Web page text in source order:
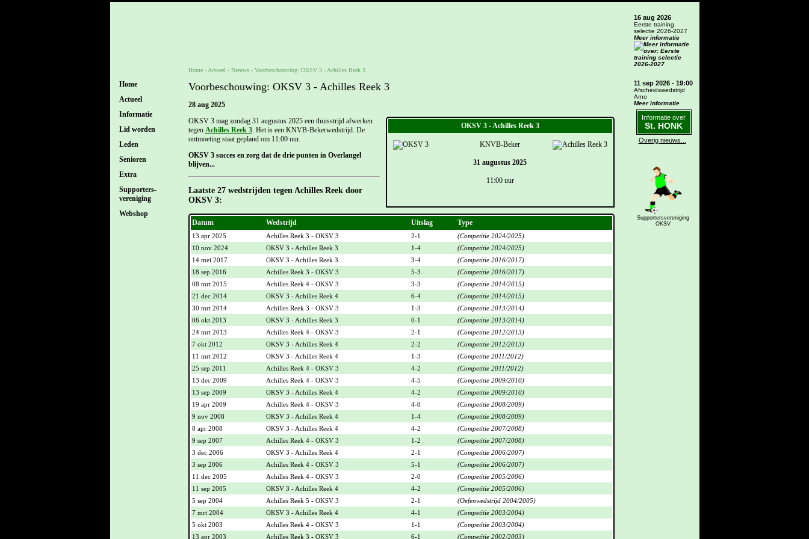
Home
Actueel
Informatie
Lid worden
Leden
Senioren
Extra
Supporters-
vereniging
Webshop
Home- Actueel - Nieuws- Voorbeschouwing: OKSV 3 - Achilles Reek 3
Voorbeschouwing: OKSV 3 - Achilles Reek 3
28 aug 2025
OKSV 3 - Achilles Reek 3
KNVB-Beker
31 augustus 2025
11:00 uur
OKSV 3 mag zondag 31 augustus 2025 een thuisstrijd afwerken
tegen Achilles Reek 3. Het is een KNVB-Bekerwedstrijd. De
ontmoeting staat gepland om 11:00 uur.
OKSV 3 succes en zorg dat de drie punten in Overlangel
blijven...
Laatste 27 wedstrijden tegen Achilles Reek door
OKSV 3:
Datum Wedstrijd Uitslag Type
13 apr 2025 Achilles Reek 3 - OKSV 3 2-1
(Competitie 2024/2025)
10 nov 2024
OKSV 3 - Achilles Reek 3 1-4
(Competitie 2024/2025)
14 mei 2017
OKSV 3 - Achilles Reek 3 3-4
(Competitie 2016/2017)
18 sep 2016
Achilles Reek 3 - OKSV 3 5-3
(Competitie 2016/2017)
08 mrt 2015
Achilles Reek 4 - OKSV 3 3-3
(Competitie 2014/2015)
21 dec 2014
OKSV 3 - Achilles Reek 4 6-4
(Competitie 2014/2015)
30 mrt 2014
Achilles Reek 3 - OKSV 3 1-3
(Competitie 2013/2014)
06 okt 2013
OKSV 3 - Achilles Reek 3 0-1
(Competitie 2013/2014)
24 mrt 2013
Achilles Reek 4 - OKSV 3 2-1
(Competitie 2012/2013)
7 okt 2012
OKSV 3 - Achilles Reek 4 2-2
(Competitie 2012/2013)
11 mrt 2012
OKSV 3 - Achilles Reek 4 1-3
(Competitie 2011/2012)
25 sep 2011
Achilles Reek 4 - OKSV 3 4-2
(Competitie 2011/2012)
13 dec 2009
Achilles Reek 4 - OKSV 3 4-5
(Competitie 2009/2010)
13 sep 2009
OKSV 3 - Achilles Reek 4 4-2
(Competitie 2009/2010)
19 apr 2009
Achilles Reek 4 - OKSV 3 4-0
(Competitie 2008/2009)
9 nov 2008
OKSV 3 - Achilles Reek 4 1-4
(Competitie 2008/2009)
8 apr 2008
OKSV 3 - Achilles Reek 4 4-2
(Competitie 2007/2008)
9 sep 2007
Achilles Reek 4 - OKSV 3 1-2
(Competitie 2007/2008)
3 dec 2006
OKSV 3 - Achilles Reek 4 2-1
(Competitie 2006/2007)
3 sep 2006
Achilles Reek 4 - OKSV 3 5-1
(Competitie 2006/2007)
11 dec 2005
Achilles Reek 4 - OKSV 3 2-0
(Competitie 2005/2006)
11 sep 2005
OKSV 3 - Achilles Reek 4 4-2
(Competitie 2005/2006)
5 sep 2004
Achilles Reek 5 - OKSV 3 2-1
(Oefenwedstrijd 2004/2005)
7 mrt 2004
OKSV 3 - Achilles Reek 4 4-1
(Competitie 2003/2004)
5 okt 2003
Achilles Reek 4 - OKSV 3 1-1
(Competitie 2003/2004)
13 apr 2003
Achilles Reek 3 - OKSV 3 6-1 (Competitie 2002/2003)
16 aug 2026
Eerste training
selectie 2026-2027
Meer informatie
11 sep 2026 - 19:00
Afscheidswedstrijd
Arno
Meer informatie
Informatie over
St. HONK
Overig nieuws...
Supportersvereniging
OKSV